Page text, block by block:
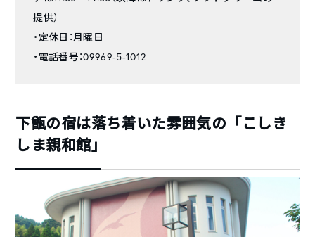
提供）
・定休日：月曜日
・電話番号：09969-5-1012
下甑の宿は落ち着いた雰囲気の「こしき
しま親和館」